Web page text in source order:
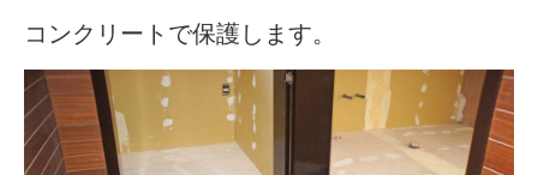
コンクリートで保護します。